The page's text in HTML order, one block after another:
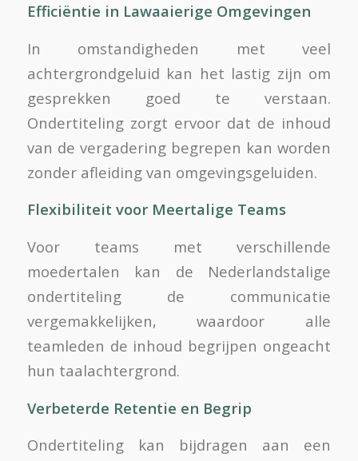
Efficiëntie in Lawaaierige Omgevingen
In omstandigheden met veel
achtergrondgeluid kan het lastig zijn om
gesprekken goed te verstaan.
Ondertiteling zorgt ervoor dat de inhoud
van de vergadering begrepen kan worden
zonder afleiding van omgevingsgeluiden.
Flexibiliteit voor Meertalige Teams
Voor teams met verschillende
moedertalen kan de Nederlandstalige
ondertiteling de communicatie
vergemakkelijken, waardoor alle
teamleden de inhoud begrijpen ongeacht
hun taalachtergrond.
Verbeterde Retentie en Begrip
Ondertiteling kan bijdragen aan een